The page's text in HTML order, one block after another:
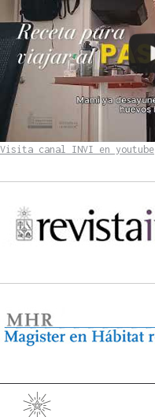
Visita canal INVI en youtube